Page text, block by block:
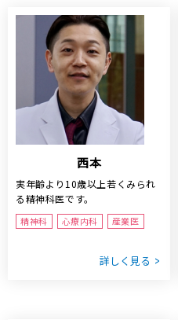
西本
実年齢より10歳以上若くみられ
る精神科医です。
精神科 心療内科 産業医
詳しく見る